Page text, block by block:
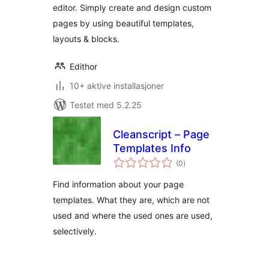
editor. Simply create and design custom
pages by using beautiful templates,
layouts & blocks.
Edithor
10+ aktive installasjoner
Testet med 5.2.25
Cleanscript – Page
Templates Info
(0totale
vurderinger
)
Find information about your page
templates. What they are, which are not
used and where the used ones are used,
selectively.